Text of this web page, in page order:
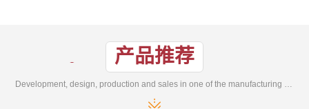
产品推荐
Development, design, production and sales in one of the manufacturing enterprises